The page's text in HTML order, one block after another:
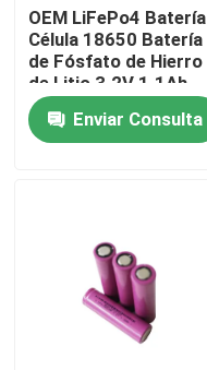
Visita a la fábrica
Control de Calidad
Todos los casos
OEM LiFePo4 Batería
Célula 18650 Batería
de Fósfato de Hierro
de Litio 3.2V 1.1Ah
Enviar Consulta